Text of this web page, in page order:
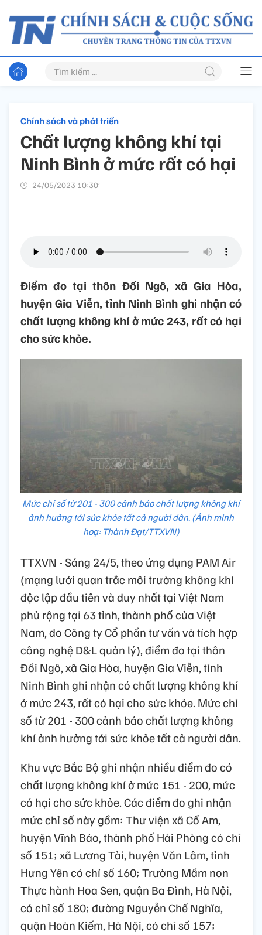
Chính sách và phát triển
Chất lượng không khí tại
Ninh Bình ở mức rất có hại
24/05/2023 10:30’
Điểm đo tại thôn Đồi Ngô, xã Gia Hòa,
huyện Gia Viễn, tỉnh Ninh Bình ghi nhận có
chất lượng không khí ở mức 243, rất có hại
cho sức khỏe.
Mức chỉ số từ 201 - 300 cảnh báo chất lượng không khí
ảnh hưởng tới sức khỏe tất cả người dân. (Ảnh minh
hoạ: Thành Đạt/TTXVN)
TTXVN - Sáng 24/5, theo ứng dụng PAM Air
(mạng lưới quan trắc môi trường không khí
độc lập đầu tiên và duy nhất tại Việt Nam
phủ rộng tại 63 tỉnh, thành phố của Việt
Nam, do Công ty Cổ phần tư vấn và tích hợp
công nghệ D&L quản lý), điểm đo tại thôn
Đồi Ngô, xã Gia Hòa, huyện Gia Viễn, tỉnh
Ninh Bình ghi nhận có chất lượng không khí
ở mức 243, rất có hại cho sức khỏe. Mức chỉ
số từ 201 - 300 cảnh báo chất lượng không
khí ảnh hưởng tới sức khỏe tất cả người dân.
Khu vực Bắc Bộ ghi nhận nhiều điểm đo có
chất lượng không khí ở mức 151 - 200, mức
có hại cho sức khỏe. Các điểm đo ghi nhận
mức chỉ số này gồm: Thư viện xã Cổ Am,
huyện Vĩnh Bảo, thành phố Hải Phòng có chỉ
số 151; xã Lương Tài, huyện Văn Lâm, tỉnh
Hưng Yên có chỉ số 160; Trường Mầm non
Thực hành Hoa Sen, quận Ba Đình, Hà Nội,
có chỉ số 180; đường Nguyễn Chế Nghĩa,
quận Hoàn Kiếm, Hà Nội, có chỉ số 157;